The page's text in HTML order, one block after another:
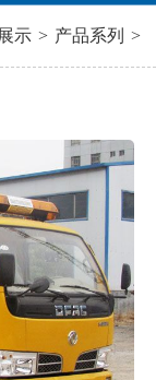
示 > 产品系列 >